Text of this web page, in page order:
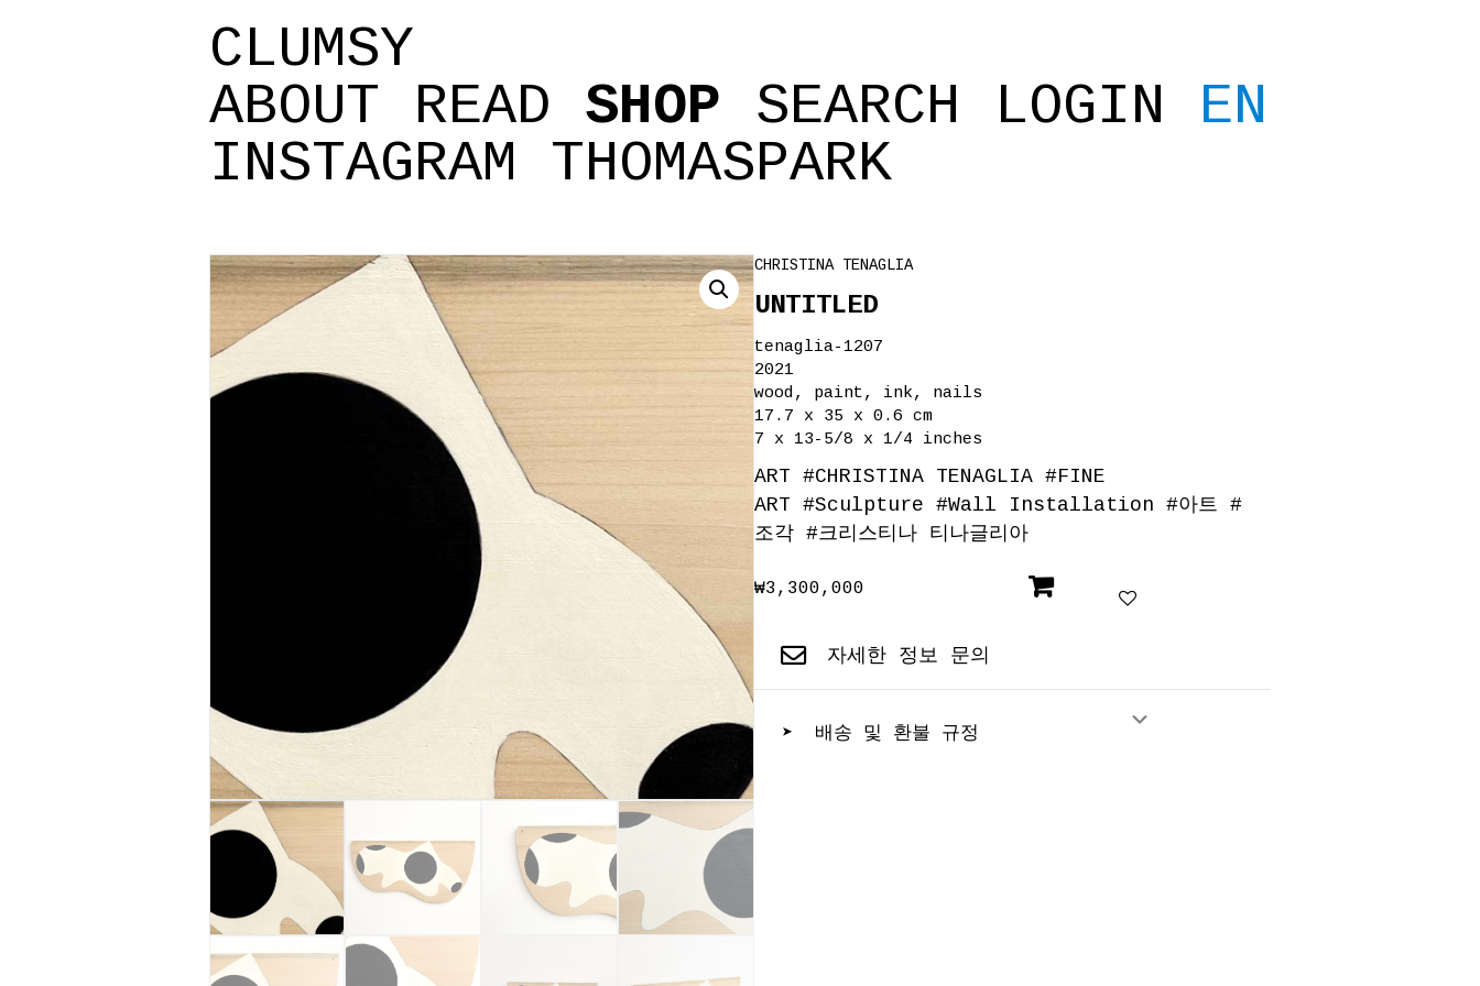
CLUMSY
ABOUT
READ SHOP SEARCH LOGIN
EN
INSTAGRAM
THOMASPARK
CHRISTINA TENAGLIA
UNTITLED
tenaglia-1207
2021
wood, paint, ink, nails
17.7 x 35 x 0.6 cm
7 x 13-5/8 x 1/4 inches
ART #CHRISTINA TENAGLIA #FINE
ART #Sculpture #Wall Installation #아트 #
조각 #크리스티나 티나글리아
₩3,300,000
자세한 정보 문의
➤ 배송 및 환불 규정